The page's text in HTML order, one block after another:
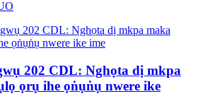
202 CDL: Nghọta dị mkpa
ọrụ ihe ọṅụṅụ nwere ike